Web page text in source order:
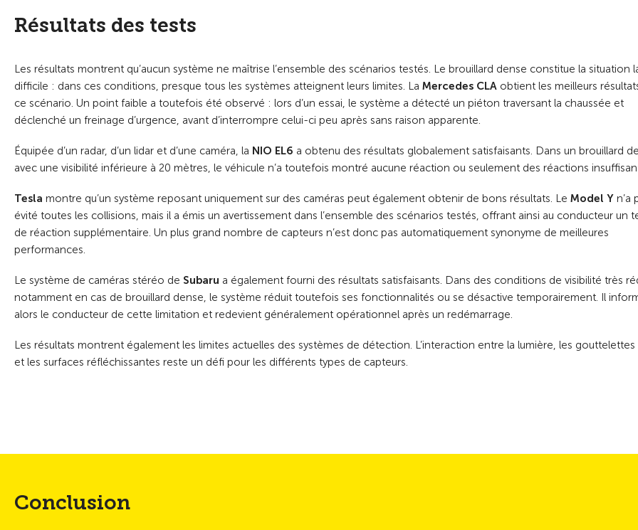
Résultats des tests
Les résultats montrent qu’aucun système ne maîtrise l’ensemble des scénarios testés. Le brouillard dense constitue la situation
difficile : dans ces conditions, presque tous les systèmes atteignent leurs limites. La Mercedes CLA obtient les meilleurs
ce scénario. Un point faible a toutefois été observé : lors d’un essai, le système a détecté un piéton traversant la chaussée et
déclenché un freinage d’urgence, avant d’interrompre celui-ci peu après sans raison apparente.
Équipée d’un radar, d’un lidar et d’une caméra, la NIO EL6 a obtenu des résultats globalement satisfaisants. Dans un brouillard
avec une visibilité inférieure à 20 mètres, le véhicule n’a toutefois montré aucune réaction ou seulement des réactions
Tesla montre qu’un système reposant uniquement sur des caméras peut également obtenir de bons résultats. Le Model Y n’a
évité toutes les collisions, mais il a émis un avertissement dans l’ensemble des scénarios testés, offrant ainsi au conducteur un
de réaction supplémentaire. Un plus grand nombre de capteurs n’est donc pas automatiquement synonyme de meilleures
performances.
Le système de caméras stéréo de Subaru a également fourni des résultats satisfaisants. Dans des conditions de visibilité très
notamment en cas de brouillard dense, le système réduit toutefois ses fonctionnalités ou se désactive temporairement. Il
alors le conducteur de cette limitation et redevient généralement opérationnel après un redémarrage.
Les résultats montrent également les limites actuelles des systèmes de détection. L’interaction entre la lumière, les gouttelettes
et les surfaces réfléchissantes reste un défi pour les différents types de capteurs.
Conclusion